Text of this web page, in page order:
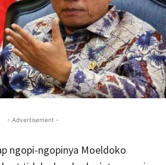
- Advertisement -
ngopi-ngopinya Moeldoko